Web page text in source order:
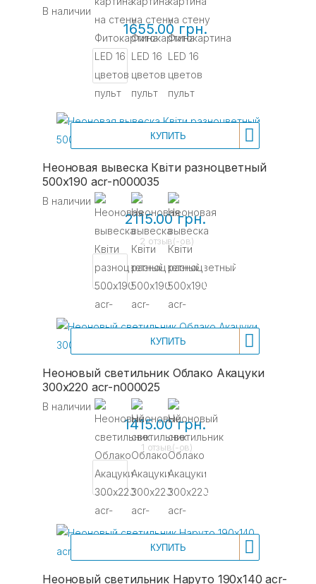
В наличии
1655.00 грн.
КУПИТЬ
Неоновая вывеска Квіти разноцветный
500х190 acr-n000035
В наличии
2115.00 грн.
2 отзыв(-ов)
КУПИТЬ
Неоновый светильник Облако Акацуки
300х220 acr-n000025
В наличии
1415.00 грн.
1 отзыв(-ов)
КУПИТЬ
Неоновый светильник Наруто 190х140 acr-